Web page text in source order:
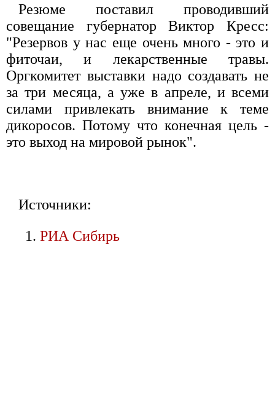
Резюме поставил проводивший
совещание губернатор Виктор Кресс:
"Резервов у нас еще очень много - это и
фиточаи, и лекарственные травы.
Оргкомитет выставки надо создавать не
за три месяца, а уже в апреле, и всеми
силами привлекать внимание к теме
дикоросов. Потому что конечная цель -
это выход на мировой рынок".
Источники:
РИА Сибирь